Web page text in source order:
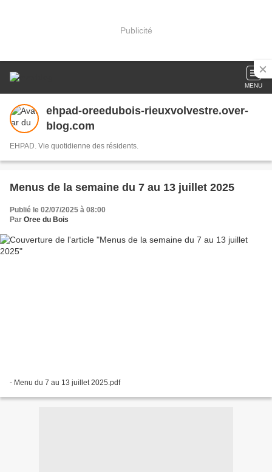
Publicité
MENU
ehpad-oreedubois-rieuxvolvestre.over-
blog.com
EHPAD. Vie quotidienne des résidents.
Menus de la semaine du 7 au 13 juillet 2025
Publié le 02/07/2025 à 08:00
Par Oree du Bois
- Menu du 7 au 13 juillet 2025.pdf